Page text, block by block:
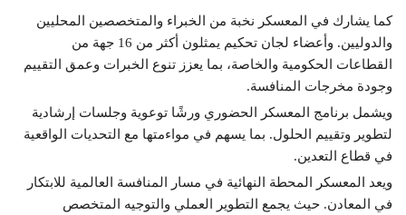
كما يشارك في المعسكر نخبة من الخبراء والمتخصصين المحليين
والدوليين. وأعضاء لجان تحكيم يمثلون أكثر من 16 جهة من
القطاعات الحكومية والخاصة، بما يعزز تنوع الخبرات وعمق التقييم
وجودة مخرجات المنافسة.
ويشمل برنامج المعسكر الحضوري ورشًا توعوية وجلسات إرشادية
لتطوير وتقييم الحلول. بما يسهم في مواءمتها مع التحديات الواقعية
في قطاع التعدين.
ويعد المعسكر المحطة النهائية في مسار المنافسة العالمية للابتكار
في المعادن. حيث يجمع التطوير العملي والتوجيه المتخصص